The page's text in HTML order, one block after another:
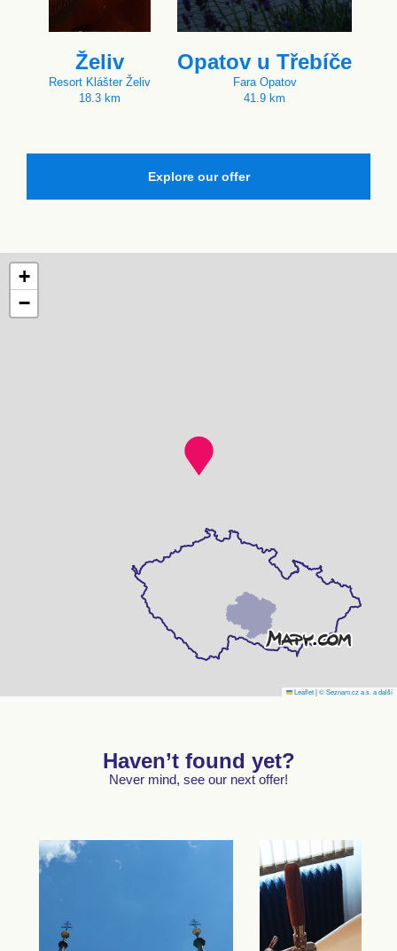
Želiv
Resort Klášter Želiv
18.3 km
Opatov u Třebíče
Fara Opatov
41.9 km
Explore our offer
+
−
Leaflet|© Seznam.cz a.s. a další
Haven’t found yet?
Never mind, see our next offer!